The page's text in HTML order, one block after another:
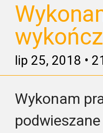
lip 25, 2018 •
Wykonam